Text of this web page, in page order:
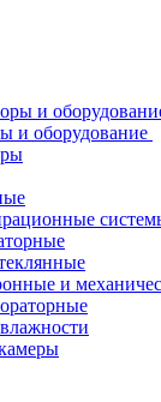
и оборудование
и